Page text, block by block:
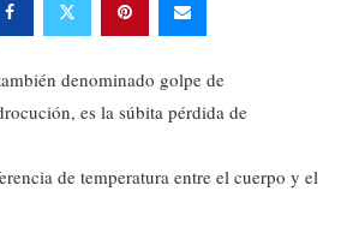
denominado golpe de
es la súbita pérdida de
de temperatura entre el cuerpo y el